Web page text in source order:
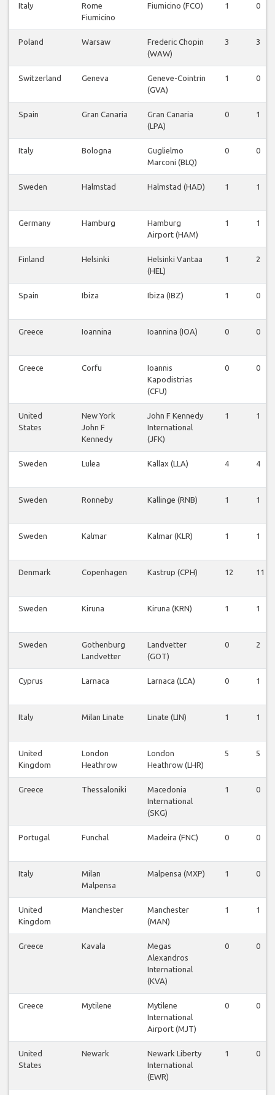
Italy
Rome
Fiumicino
Fiumicino (FCO) 1 0
Poland Warsaw
Frederic Chopin
(WAW)
3 3
Switzerland Geneva
Geneve-Cointrin
(GVA)
1 0
Spain Gran Canaria
Gran Canaria
(LPA)
0 1
Italy Bologna
Guglielmo
Marconi (BLQ)
0 0
Sweden Halmstad Halmstad (HAD) 1 1
Germany Hamburg
Hamburg
Airport (HAM)
1 1
Finland Helsinki
Helsinki Vantaa
(HEL)
1 2
Spain Ibiza Ibiza (IBZ) 1 0
Greece Ioannina Ioannina (IOA) 0 0
Greece Corfu
Ioannis
Kapodistrias
(CFU)
0 0
United
States
New York
John F
Kennedy
John F Kennedy
International
(JFK)
1 1
Sweden Lulea Kallax (LLA) 4 4
Sweden Ronneby Kallinge (RNB) 1 1
Sweden Kalmar Kalmar (KLR) 1 1
Denmark Copenhagen Kastrup (CPH) 12 11
Sweden Kiruna Kiruna (KRN) 1 1
Sweden
Gothenburg
Landvetter
Landvetter
(GOT)
0 2
Cyprus Larnaca Larnaca (LCA) 0 1
Italy Milan Linate Linate (LIN) 1 1
United
Kingdom
London
Heathrow
London
Heathrow (LHR)
5 5
Greece Thessaloniki
Macedonia
International
(SKG)
1 0
Portugal Funchal Madeira (FNC) 0 0
Italy
Milan
Malpensa
Malpensa (MXP) 1 0
United
Kingdom
Manchester
Manchester
(MAN)
1 1
Greece Kavala
Megas
Alexandros
International
(KVA)
0 0
Greece Mytilene
Mytilene
International
Airport (MJT)
0 0
United
States
Newark
Newark Liberty
International
(EWR)
1 0